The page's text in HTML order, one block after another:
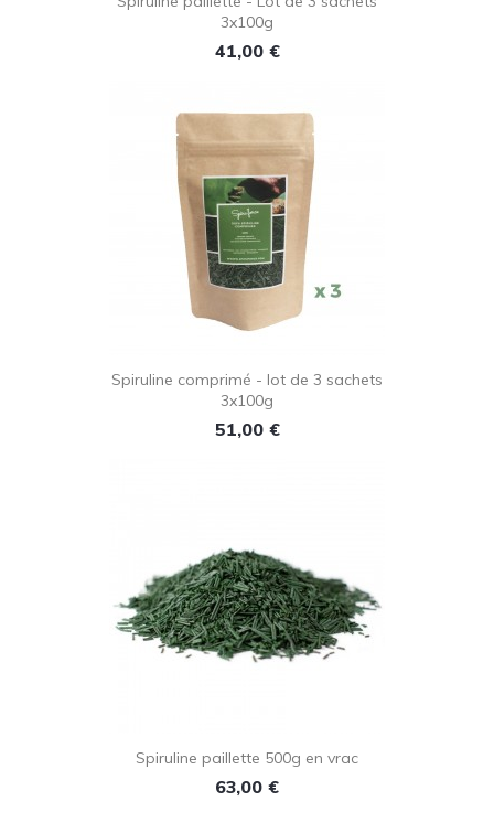
3x100g
Prix
41,00 €
Spiruline comprimé - lot de 3 sachets
3x100g
Prix
51,00 €
Spiruline paillette 500g en vrac
Prix
63,00 €